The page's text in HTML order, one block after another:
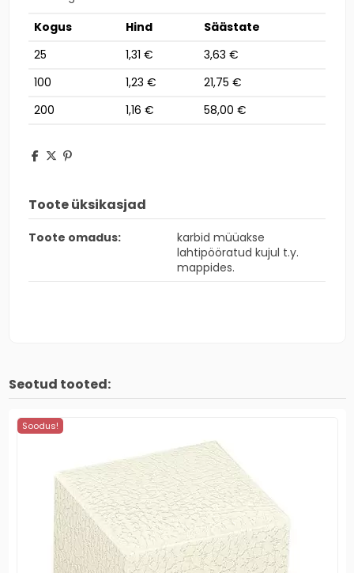
Kogus
Hind
Säästate
25
1,31 €
3,63 €
100
1,23 €
21,75 €
200
1,16 € 58,00 €
Toote üksikasjad
Toote omadus:
karbid müüakse
lahtipööratud kujul t.y.
mappides.
Seotud tooted:
Soodus!